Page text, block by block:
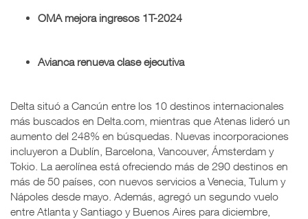
OMA mejora ingresos 1T-2024
Avianca renueva clase ejecutiva
Delta situó a Cancún entre los 10 destinos internacionales
más buscados en Delta.com, mientras que Atenas lideró un
aumento del 248% en búsquedas. Nuevas incorporaciones
incluyeron a Dublín, Barcelona, Vancouver, Ámsterdam y
Tokio. La aerolínea está ofreciendo más de 290 destinos en
más de 50 países, con nuevos servicios a Venecia, Tulum y
Nápoles desde mayo. Además, agregó un segundo vuelo
entre Atlanta y Santiago y Buenos Aires para diciembre,